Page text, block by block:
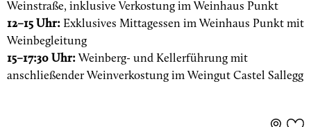
Weinstraße, inklusive Verkostung im Weinhaus Punkt
12–15 Uhr: Exklusives Mittagessen im Weinhaus Punkt mit
Weinbegleitung
15–17:30 Uhr: Weinberg- und Kellerführung mit
anschließender Weinverkostung im Weingut Castel Sallegg